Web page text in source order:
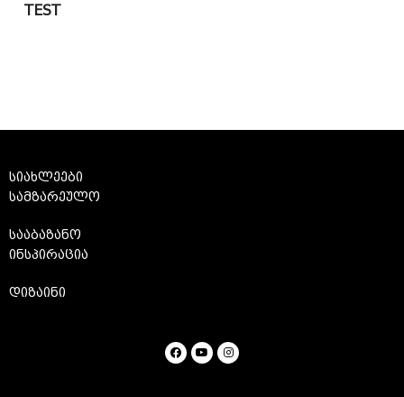
TEST
სიახლეები
სამზარეულო
სააბაზანო
ინსპირაცია
დიზაინი